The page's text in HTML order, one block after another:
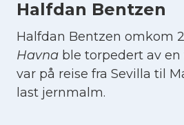
Halfdan Bentzen
Halfdan Bentzen omkom
Havna ble torpedert av
var på reise fra Sevilla til
last jernmalm.